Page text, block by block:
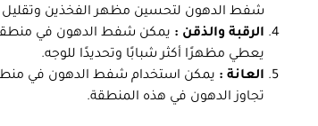
شفط الدهون لتحسين مظهر الفخذين وتقليل
الرقبة والذقن : يمكن شفط الدهون في منطقة
يعطي مظهرًا أكثر شبابًا وتحديدًا للوجه.
العانة : يمكن استخدام شفط الدهون في
تجاوز الدهون في هذه المنطقة.